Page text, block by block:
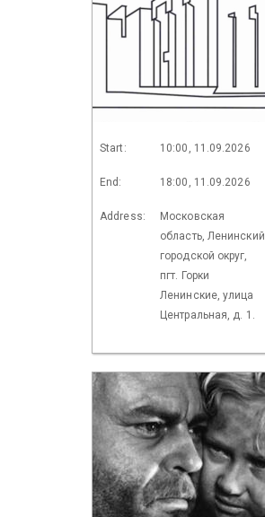
Start: 10:00, 11.09.2026
End: 18:00, 11.09.2026
Address:
Московская
область, Ленинский
городской округ,
пгт. Горки
Ленинские, улица
Центральная, д. 1.